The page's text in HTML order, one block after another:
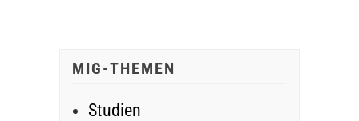
MIG-THEMEN
Studien